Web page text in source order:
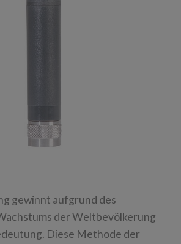
gewinnt aufgrund des
der Weltbevölkerung
Diese Methode der